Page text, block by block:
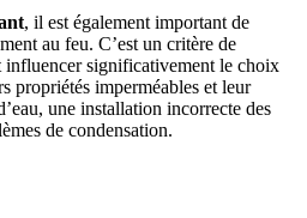
, il est également important de
au feu. C’est un critère de
influencer significativement le choix
propriétés imperméables et leur
une installation incorrecte des
de condensation.